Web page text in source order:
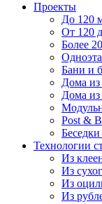
Проекты
До 120
От 120
Более
Бани и
Дома из
Дома из
Post &
Технологии
Из
Из
Из
Из